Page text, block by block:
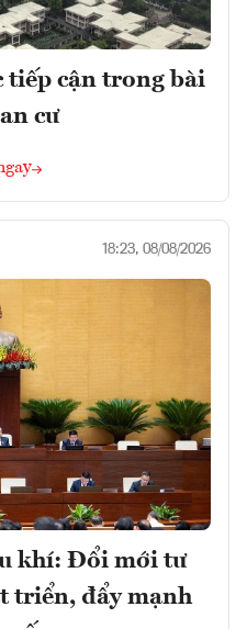
cận trong bài
cư
18:23, 08/08/2026
khí: Đổi mới tư
triển, đẩy mạnh